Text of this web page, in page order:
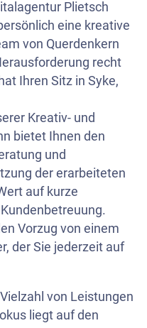
Plietsch
eine kreative
von Querdenkern
recht
Ihren Sitz in Syke,
Kreativ- und
bietet Ihnen den
und
der erarbeiteten
auf kurze
Vorzug von einem
der Sie jederzeit auf
von Leistungen
liegt auf den